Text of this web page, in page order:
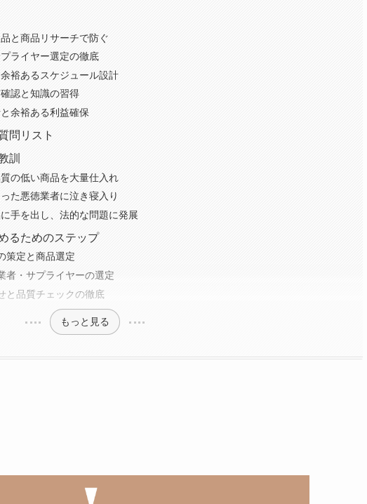
と商品リサーチで防ぐ
ライヤー選定の徹底
裕あるスケジュール設計
認と知識の習得
余裕ある利益確保
問リスト
訓
の低い商品を大量仕入れ
た悪徳業者に泣き寝入り
手を出し、法的な問題に発展
るためのステップ
策定と商品選定
者・サプライヤーの選定
と品質チェックの徹底
もっと見る